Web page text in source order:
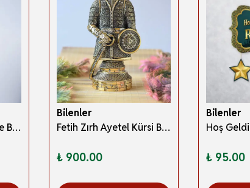
Ahşap İşçilikli Yürüme Bastonu Kahverengi – Zarif ve Dayanıklı
Bilenler
Fetih Zırh Ayetel Kürsi Biblo Orta Boy 11×27 cm– Altın Renk Metal Dekoratif Aksesuar
₺ 900.00
Bilenler
₺ 95.00